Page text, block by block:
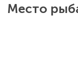
Место